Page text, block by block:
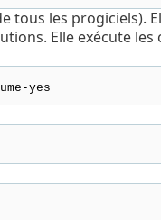
tous les progiciels).
Elle exécute les
yes